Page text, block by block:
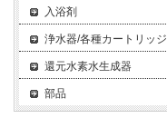
入浴剤
浄水器/各種カートリッジ
還元水素水生成器
部品